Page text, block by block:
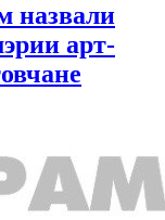
назвали
арт-